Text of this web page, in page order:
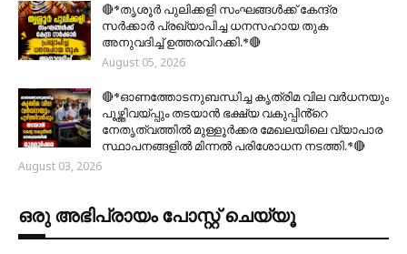
🔴*തൃശൂര്‍ പുലിക്കളി സംഘങ്ങള്‍ക്ക് കേന്ദ്ര
സര്‍ക്കാര്‍ പ്രഖ്യാപിച്ച ധനസഹായ തുക
അനുവദിച്ച് ഉത്തരവിറക്കി.*🔴
August 05, 2026
🔴*ഓണത്തോടനുബന്ധിച്ച കൃത്രിമ വില വർധനയും
പൂഴ്ത്തിവയ്പ്പും തടയാൻ ഭക്ഷ്യ വകുപ്പിൻ്റെ
നേതൃത്വത്തിൽ മുള്ളൂർക്കര മേഖലയിലെ വ്യാപാര
സ്ഥാപനങ്ങളിൽ മിന്നൽ പരിശോധന നടത്തി.*🔴
August 03, 2026
ഒരു അഭിപ്രായം പോസ്റ്റ് ചെയ്യൂ